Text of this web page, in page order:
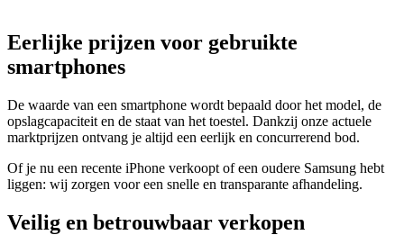
Eerlijke prijzen voor gebruikte
smartphones
De waarde van een smartphone wordt bepaald door het model, de
opslagcapaciteit en de staat van het toestel. Dankzij onze actuele
marktprijzen ontvang je altijd een eerlijk en concurrerend bod.
Of je nu een recente iPhone verkoopt of een oudere Samsung hebt
liggen: wij zorgen voor een snelle en transparante afhandeling.
Veilig en betrouwbaar verkopen